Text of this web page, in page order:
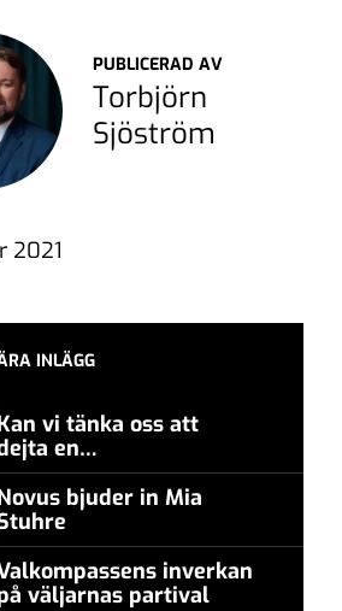
PUBLICERAD AV
Torbjörn
Sjöström
2021
INLÄGG
vi tänka oss att
en
bjuder in Mia
inverkan
väljarnas partival